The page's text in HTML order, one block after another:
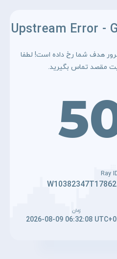
Upstream Error -
هدف شما رخ داده است! لطفا
مقصد تماس بگیرید.
Ray
زمان
2026-08-09 06:32:08